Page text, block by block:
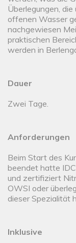
Überlegungen,
offenen Wasser
nachgewiesen
praktischen
werden in
Dauer
Zwei Tage.
Anforderungen
Beim Start des
beendet hatte
und zertifiziert
OWSI oder
dieser Spezialität
Inklusive